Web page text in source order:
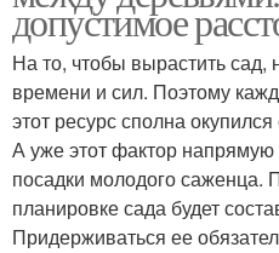
допустимое
На то, чтобы вырастить сад,
времени и сил. Поэтому
этот ресурс сполна
А уже этот фактор напрямую
посадки молодого саженца.
планировке сада будет
Придерживаться ее